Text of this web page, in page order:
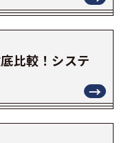
比較！システ